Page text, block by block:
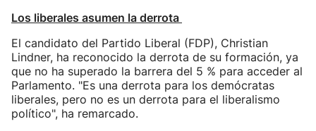
Los liberales asumen la derrota
El candidato del Partido Liberal (FDP), Christian
Lindner, ha reconocido la derrota de su formación, ya
que no ha superado la barrera del 5 % para acceder al
Parlamento. "Es una derrota para los demócratas
liberales, pero no es un derrota para el liberalismo
político", ha remarcado.